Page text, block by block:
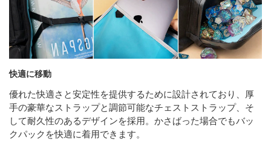
快適に移動
優れた快適さと安定性を提供するために設計されており、厚
手の豪華なストラップと調節可能なチェストストラップ、そ
して耐久性のあるデザインを採用。かさばった場合でもバッ
クパックを快適に着用できます。